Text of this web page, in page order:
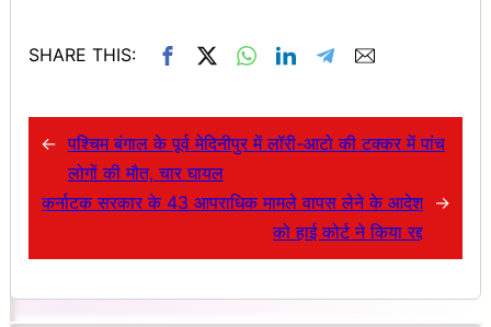
SHARE THIS:
← पश्चिम बंगाल के पूर्व मेदिनीपुर में लॉरी-आटो की टक्कर में पांच
लोगों की मौत, चार घायल
कर्नाटक सरकार के 43 आपराधिक मामले वापस लेने के आदेश
को हाई कोर्ट ने किया रद्द
→